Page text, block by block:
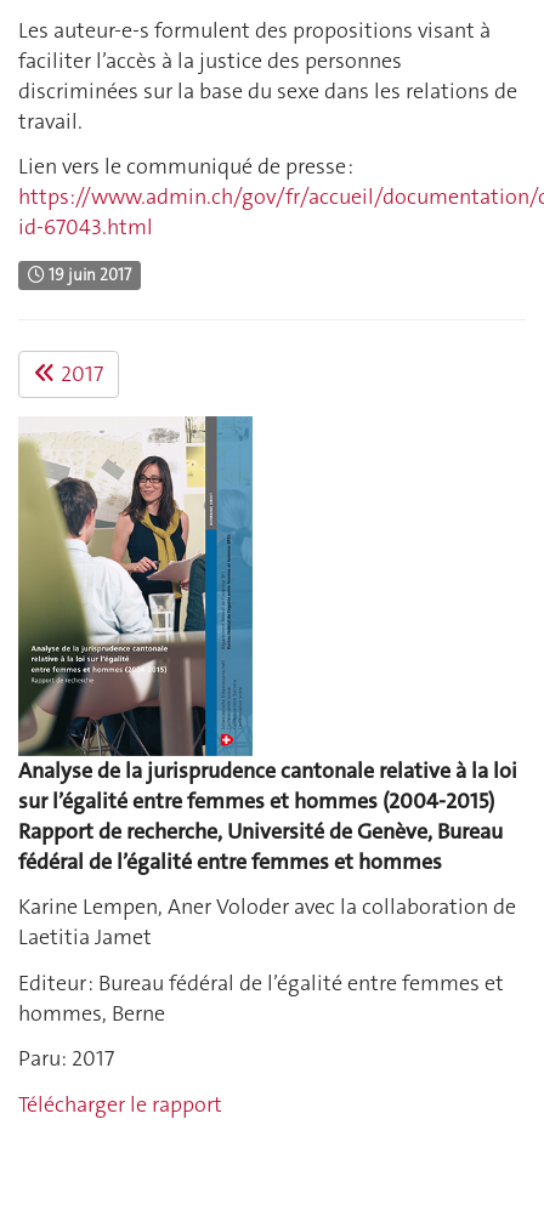
Les auteur-e-s formulent des propositions visant à
faciliter l’accès à la justice des personnes
discriminées sur la base du sexe dans les relations de
travail.
Lien vers le communiqué de presse :
https://www.admin.ch/gov/fr/accueil/documentation/
id-67043.html
19 juin 2017
2017
Analyse de la jurisprudence cantonale relative à la loi
sur l’égalité entre femmes et hommes (2004-2015)
Rapport de recherche, Université de Genève, Bureau
fédéral de l’égalité entre femmes et hommes
Karine Lempen, Aner Voloder avec la collaboration de
Laetitia Jamet
Editeur : Bureau fédéral de l’égalité entre femmes et
hommes, Berne
Paru: 2017
Télécharger le rapport